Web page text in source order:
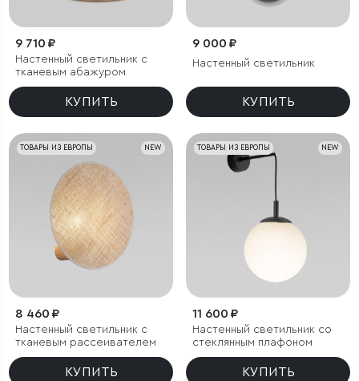
9 710 ₽
Настенный светильник с
тканевым абажуром
КУПИТЬ
9 000 ₽
Настенный светильник
КУПИТЬ
NEW
ТОВАРЫ ИЗ ЕВРОПЫ
8 460 ₽
Настенный светильник с
тканевым рассеивателем
КУПИТЬ
NEW
ТОВАРЫ ИЗ ЕВРОПЫ
11 600 ₽
Настенный светильник со
стеклянным плафоном
КУПИТЬ